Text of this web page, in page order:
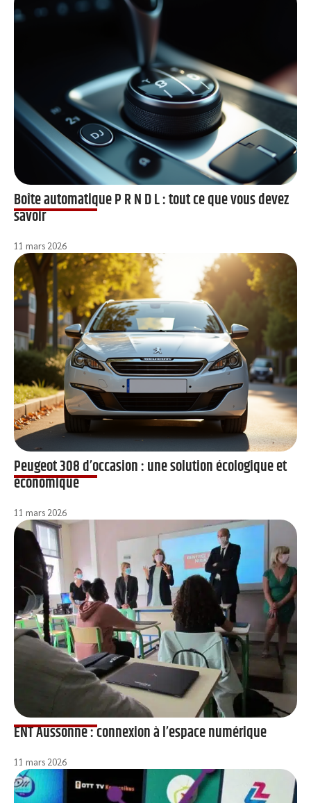
Boîte automatique P R N D L : tout ce que vous devez
savoir
11 mars 2026
Peugeot 308 d’occasion : une solution écologique et
économique
11 mars 2026
ENT Aussonne : connexion à l’espace numérique
11 mars 2026